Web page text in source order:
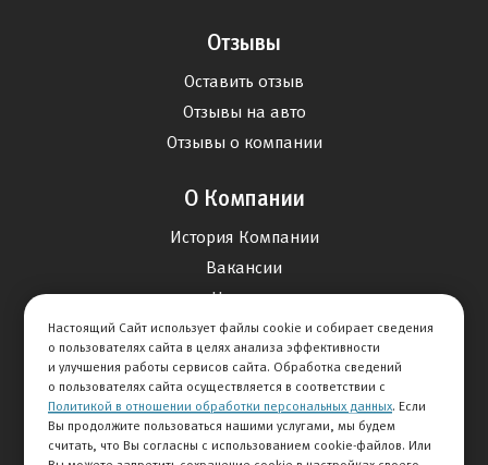
Отзывы
Оставить отзыв
Отзывы на авто
Отзывы о компании
О Компании
История Компании
Вакансии
Новости
Карта сайта
Контакты
Настоящий Сайт использует файлы cookie и собирает сведения
о пользователях сайта в целях анализа эффективности
и улучшения работы сервисов сайта. Обработка сведений
о пользователях сайта осуществляется в соответствии с
Политикой в отношении обработки персональных данных. Если
Вы продолжите пользоваться нашими услугами, мы будем
считать, что Вы согласны с использованием cookie-файлов. Или